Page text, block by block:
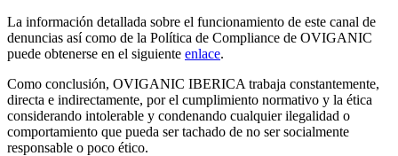
La información detallada sobre el funcionamiento de este canal de
denuncias así como de la Política de Compliance de OVIGANIC
puede obtenerse en el siguiente enlace.
Como conclusión, OVIGANIC IBERICA trabaja constantemente,
directa e indirectamente, por el cumplimiento normativo y la ética
considerando intolerable y condenando cualquier ilegalidad o
comportamiento que pueda ser tachado de no ser socialmente
responsable o poco ético.